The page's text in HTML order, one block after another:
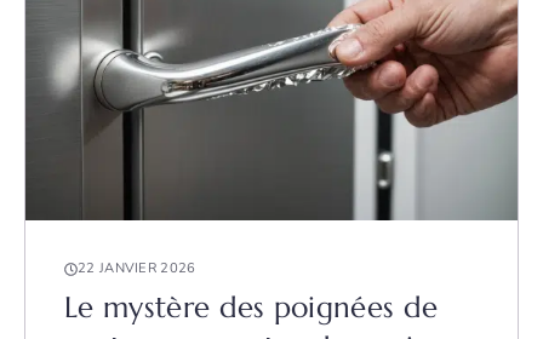
22 JANVIER 2026
Le mystère des poignées de